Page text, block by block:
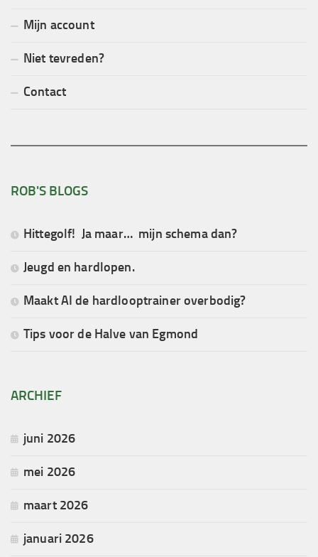
Mijn account
Niet tevreden?
Contact
ROB'S BLOGS
Hittegolf! Ja maar… mijn schema dan?
Jeugd en hardlopen.
Maakt AI de hardlooptrainer overbodig?
Tips voor de Halve van Egmond
ARCHIEF
juni 2026
mei 2026
maart 2026
januari 2026